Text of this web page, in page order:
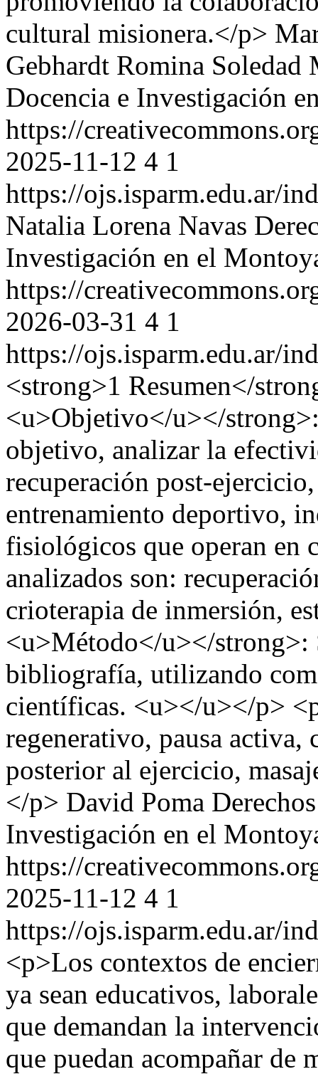
cultural misionera.</p>
Gebhardt Romina
Docencia e Investigación
https://
2025-11-12 4 1
https://ojs.isparm.edu.ar/
Natalia Lorena Navas
Investigación en el
https://
2026-03-31 4 1
https://ojs.isparm.edu.ar/
<strong>1 Resumen</
<u>Objetivo</u></
objetivo, analizar la
recuperación post-
entrenamiento deportivo,
fisiológicos que operan en
analizados son:
crioterapia de inmersión,
<u>Método</u></strong>:
bibliografía, utilizando
científicas. <u></u></p>
regenerativo, pausa activa,
posterior al ejercicio,
</p> David Poma
Investigación en el
https://
2025-11-12 4 1
https://ojs.isparm.edu.ar/
<p>Los contextos de
ya sean educativos,
que demandan la
que puedan acompañar de